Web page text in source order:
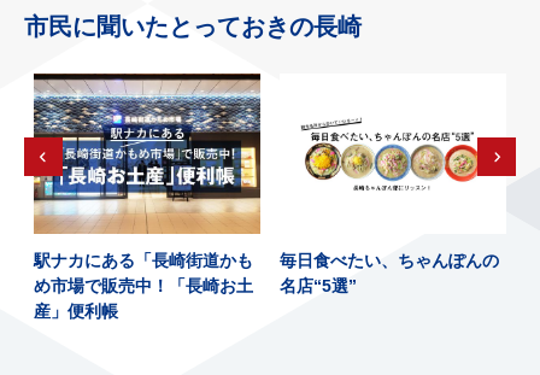
市民に聞いたとっておきの長崎
駅ナカにある「長崎街道かも
め市場で販売中！「長崎お土
産」便利帳
毎日食べたい、ちゃんぽんの
名店“5選”